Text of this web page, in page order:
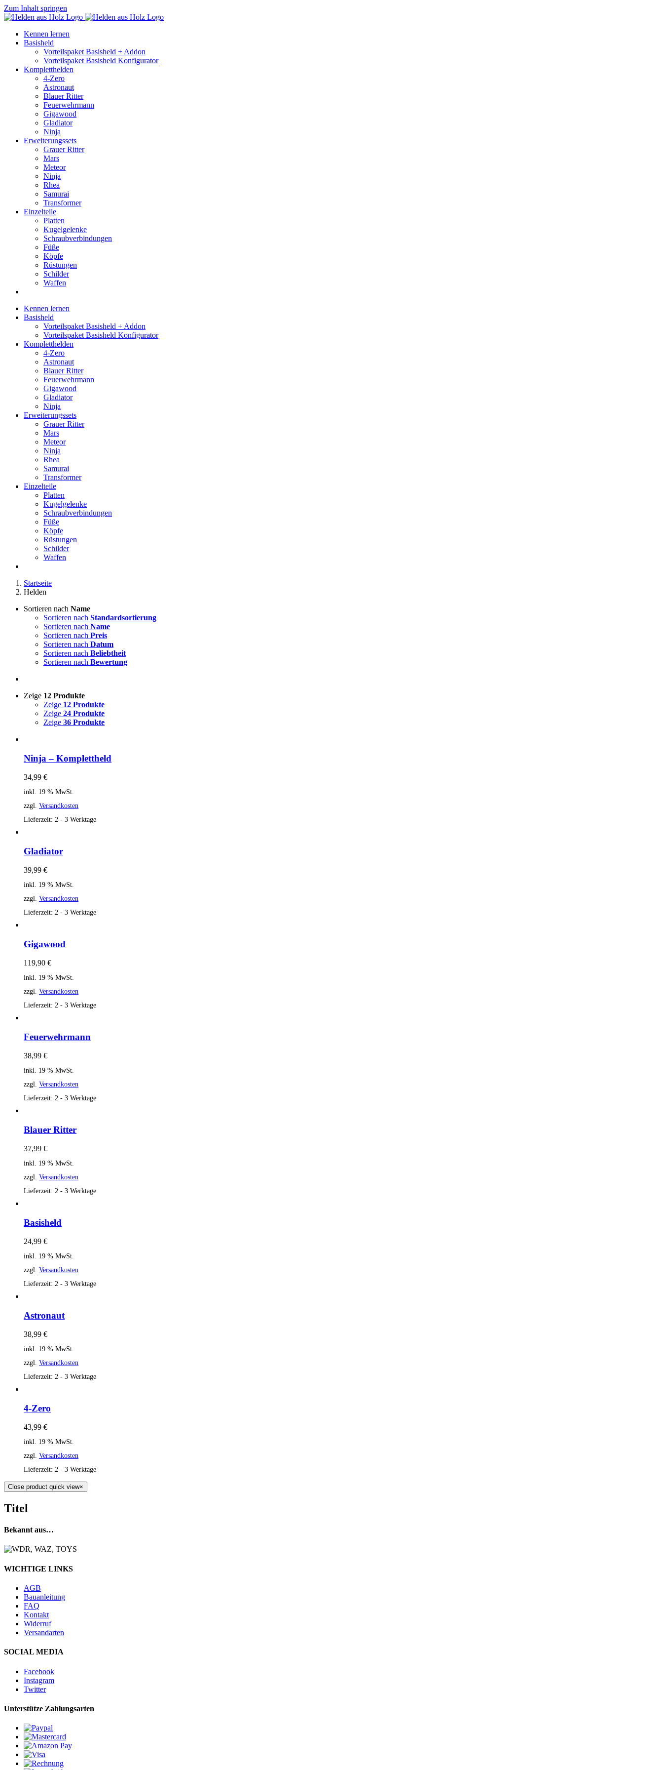
Zum Inhalt springen
Kennen lernen
Basisheld
Vorteilspaket Basisheld + Addon
Vorteilspaket Basisheld Konfigurator
Kompletthelden
4-Zero
Astronaut
Blauer Ritter
Feuerwehrmann
Gigawood
Gladiator
Ninja
Erweiterungssets
Grauer Ritter
Mars
Meteor
Ninja
Rhea
Samurai
Transformer
Einzelteile
Platten
Kugelgelenke
Schraubverbindungen
Füße
Köpfe
Rüstungen
Schilder
Waffen
Kennen lernen
Basisheld
Vorteilspaket Basisheld + Addon
Vorteilspaket Basisheld Konfigurator
Kompletthelden
4-Zero
Astronaut
Blauer Ritter
Feuerwehrmann
Gigawood
Gladiator
Ninja
Erweiterungssets
Grauer Ritter
Mars
Meteor
Ninja
Rhea
Samurai
Transformer
Einzelteile
Platten
Kugelgelenke
Schraubverbindungen
Füße
Köpfe
Rüstungen
Schilder
Waffen
Startseite
Helden
Sortieren nach Name
Sortieren nach Standardsortierung
Sortieren nach Name
Sortieren nach Preis
Sortieren nach Datum
Sortieren nach Beliebtheit
Sortieren nach Bewertung
Zeige 12 Produkte
Zeige 12 Produkte
Zeige 24 Produkte
Zeige 36 Produkte
Ninja – Komplettheld
34,99 €
inkl. 19 % MwSt.
zzgl. Versandkosten
Lieferzeit: 2 - 3 Werktage
Gladiator
39,99 €
inkl. 19 % MwSt.
zzgl. Versandkosten
Lieferzeit: 2 - 3 Werktage
Gigawood
119,90 €
inkl. 19 % MwSt.
zzgl. Versandkosten
Lieferzeit: 2 - 3 Werktage
Feuerwehrmann
38,99 €
inkl. 19 % MwSt.
zzgl. Versandkosten
Lieferzeit: 2 - 3 Werktage
Blauer Ritter
37,99 €
inkl. 19 % MwSt.
zzgl. Versandkosten
Lieferzeit: 2 - 3 Werktage
Basisheld
24,99 €
inkl. 19 % MwSt.
zzgl. Versandkosten
Lieferzeit: 2 - 3 Werktage
Astronaut
38,99 €
inkl. 19 % MwSt.
zzgl. Versandkosten
Lieferzeit: 2 - 3 Werktage
4-Zero
43,99 €
inkl. 19 % MwSt.
zzgl. Versandkosten
Lieferzeit: 2 - 3 Werktage
Close product quick view×
Titel
Bekannt aus…
WICHTIGE LINKS
AGB
Bauanleitung
FAQ
Kontakt
Widerruf
Versandarten
SOCIAL MEDIA
Facebook
Instagram
Twitter
Unterstütze Zahlungsarten